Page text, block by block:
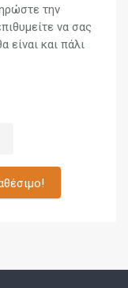
την
να σας
είναι και πάλι